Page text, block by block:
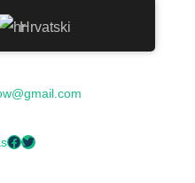
Hrvatski